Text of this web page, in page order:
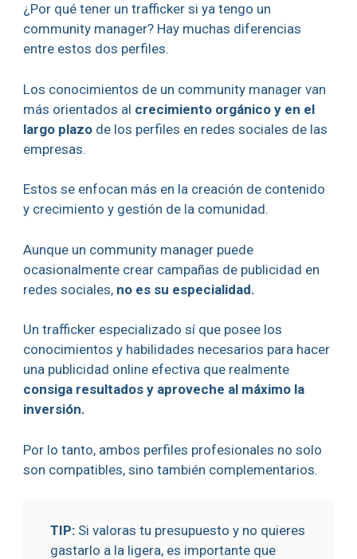
¿Por qué tener un trafficker si ya tengo un
community manager? Hay muchas diferencias
entre estos dos perfiles.
Los conocimientos de un community manager van
más orientados al crecimiento orgánico y en el
largo plazode los perfiles en redes sociales de las
empresas.
Estos se enfocan más en la creación de contenido
y crecimiento y gestión de la comunidad.
Aunque un community manager puede
ocasionalmente crear campañas de publicidad en
redes sociales, no es su especialidad.
Un trafficker especializado sí que posee los
conocimientos y habilidades necesarios para hacer
una publicidad online efectiva que realmente
consiga resultados y aproveche al máximo la
inversión.
Por lo tanto, ambos perfiles profesionales no solo
son compatibles, sino también complementarios.
TIP:Si valoras tu presupuesto y no quieres
gastarlo a la ligera, es importante que